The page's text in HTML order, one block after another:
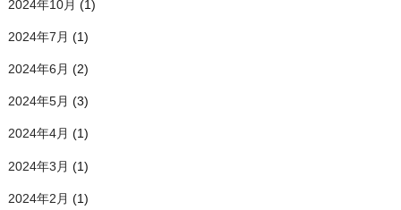
2024年10月 (1)
2024年7月 (1)
2024年6月 (2)
2024年5月 (3)
2024年4月 (1)
2024年3月 (1)
2024年2月 (1)